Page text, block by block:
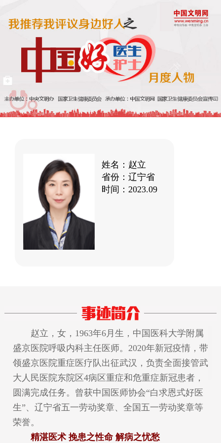
姓名：赵立
省份：辽宁省
时间：2023.09
赵立，女，1963年6月生，中国医科大学附属
盛京医院呼吸内科主任医师。2020年新冠疫情，带
领盛京医院重症医疗队出征武汉，负责全面接管武
大人民医院东院区4病区重症和危重症新冠患者，
圆满完成任务。曾获中国医师协会“白求恩式好医
生”、辽宁省五一劳动奖章、全国五一劳动奖章等
荣誉。
精湛医术 挽患之性命 解病之忧愁